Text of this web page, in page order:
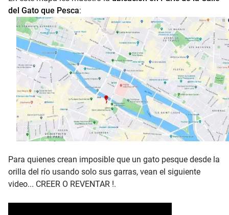
del Gato que Pesca:
Para quienes crean imposible que un gato pesque desde la
orilla del río usando solo sus garras, vean el siguiente
video... CREER O REVENTAR !.